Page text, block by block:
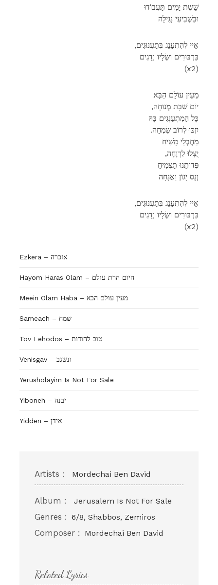
שֵׁשֶׁת יָמִים תַּעֲבוֹדוּ
וּבַשְׁבִיעִי נָגִילָה
,אַיי לְהִתְעַנֵג בְּתַעֲנוּגִים
בַּרְבּוּרִים וּשְׂלָיו וְדָגִים
(x2)
מֵעֵין עוֹלָם הַבָּא
,יוֹם שַׁבָּת מְנוּחָה
כָּל הַמִתְעַנְגִים בָּהּ
.יִזְכּוּ לְרוֹב שִׂמְחָה
מֵחֶבְלֵי מָשִׁיחַ
,יֻצָלוּ לִרְוָחָה
פְּדוּתֵנוּ תַצְמִיחַ
וְנָס יָגוֹן וַאֲנָחָה
,אַיי לְהִתְעַנֵג בְּתַעֲנוּגִים
בַּרְבּוּרִים וּשְׂלָיו וְדָגִים
(x2)
Ezkera – אזכרה
Hayom Haras Olam – היום הרת עולם
Meein Olam Haba – מעין עולם הבא
Sameach – שמח
Tov Lehodos – טוב להודות
Venisgav – ונשגב
Yerusholayim Is Not For Sale
Yiboneh – יבנה
Yidden – אידן
Artists : Mordechai Ben David
Album : Jerusalem Is Not For Sale
Genres : 6/8, Shabbos, Zemiros
Composer : Mordechai Ben David
Related Lyrics